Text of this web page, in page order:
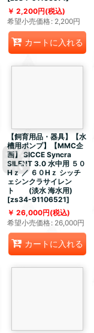
2,200円(税込)
希望小売価格: 2,200円
カートに入れる
【飼育用品・器具】【水
槽用ポンプ】【MMC企
画】 SICCE Syncra
SILENT 3.0 水中用 ５０
Hｚ ／ ６０Hｚ シッチ
ェシンクラサイレン
ト (淡水 海水用)
[zs34-91106521]
26,000円(税込)
希望小売価格: 26,000円
カートに入れる